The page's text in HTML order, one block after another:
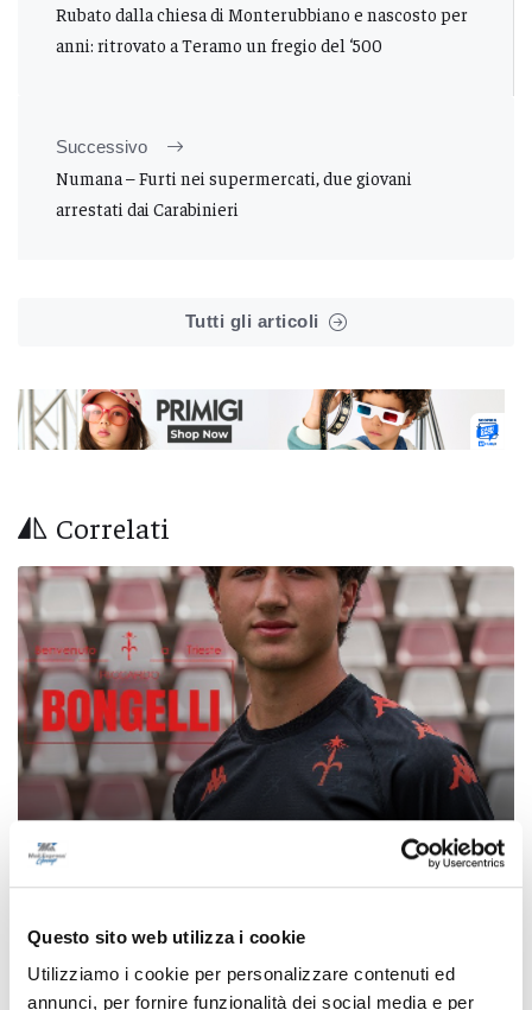
Questo sito web utilizza i cookie
Utilizziamo i cookie per personalizzare contenuti ed
annunci, per fornire funzionalità dei social media e per
Rubato dalla chiesa di Monterubbiano e nascosto per
anni: ritrovato a Teramo un fregio del ‘500
Successivo
Numana – Furti nei supermercati, due giovani
arrestati dai Carabinieri
Tutti gli articoli
Correlati
Calcio Serie C - Bongelli lascia la Samb e passa
di Pierluigi Dorotei